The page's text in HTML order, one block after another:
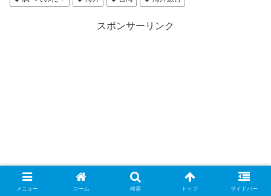
スポンサーリンク
メニュー ホーム 検索 トップ サイドバー